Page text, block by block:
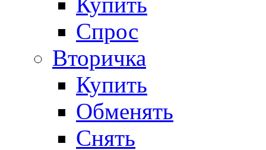
Спрос
Вторичка
Купить
Обменять
Снять